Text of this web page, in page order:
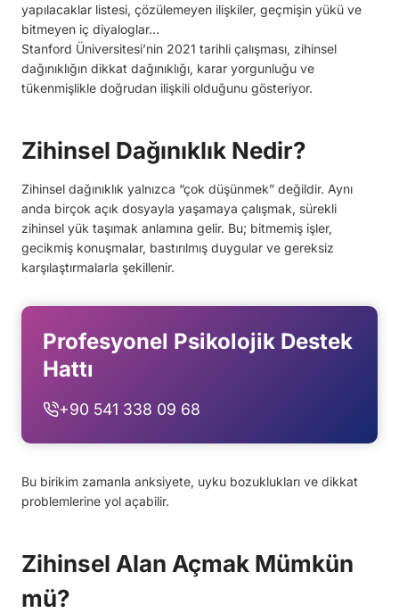
yapılacaklar listesi, çözülemeyen ilişkiler, geçmişin yükü ve
bitmeyen iç diyaloglar…
Stanford Üniversitesi’nin 2021 tarihli çalışması, zihinsel
dağınıklığın dikkat dağınıklığı, karar yorgunluğu ve
tükenmişlikle doğrudan ilişkili olduğunu gösteriyor.
Zihinsel Dağınıklık Nedir?
Zihinsel dağınıklık yalnızca “çok düşünmek” değildir. Aynı
anda birçok açık dosyayla yaşamaya çalışmak, sürekli
zihinsel yük taşımak anlamına gelir. Bu; bitmemiş işler,
gecikmiş konuşmalar, bastırılmış duygular ve gereksiz
karşılaştırmalarla şekillenir.
Profesyonel Psikolojik Destek
Hattı
+90 541 338 09 68
Bu birikim zamanla anksiyete, uyku bozuklukları ve dikkat
problemlerine yol açabilir.
Zihinsel Alan Açmak Mümkün
mü?